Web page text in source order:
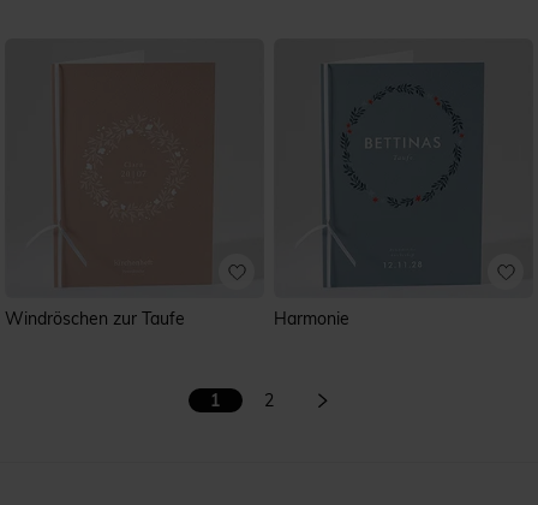
Windröschen zur Taufe Harmonie
1 2